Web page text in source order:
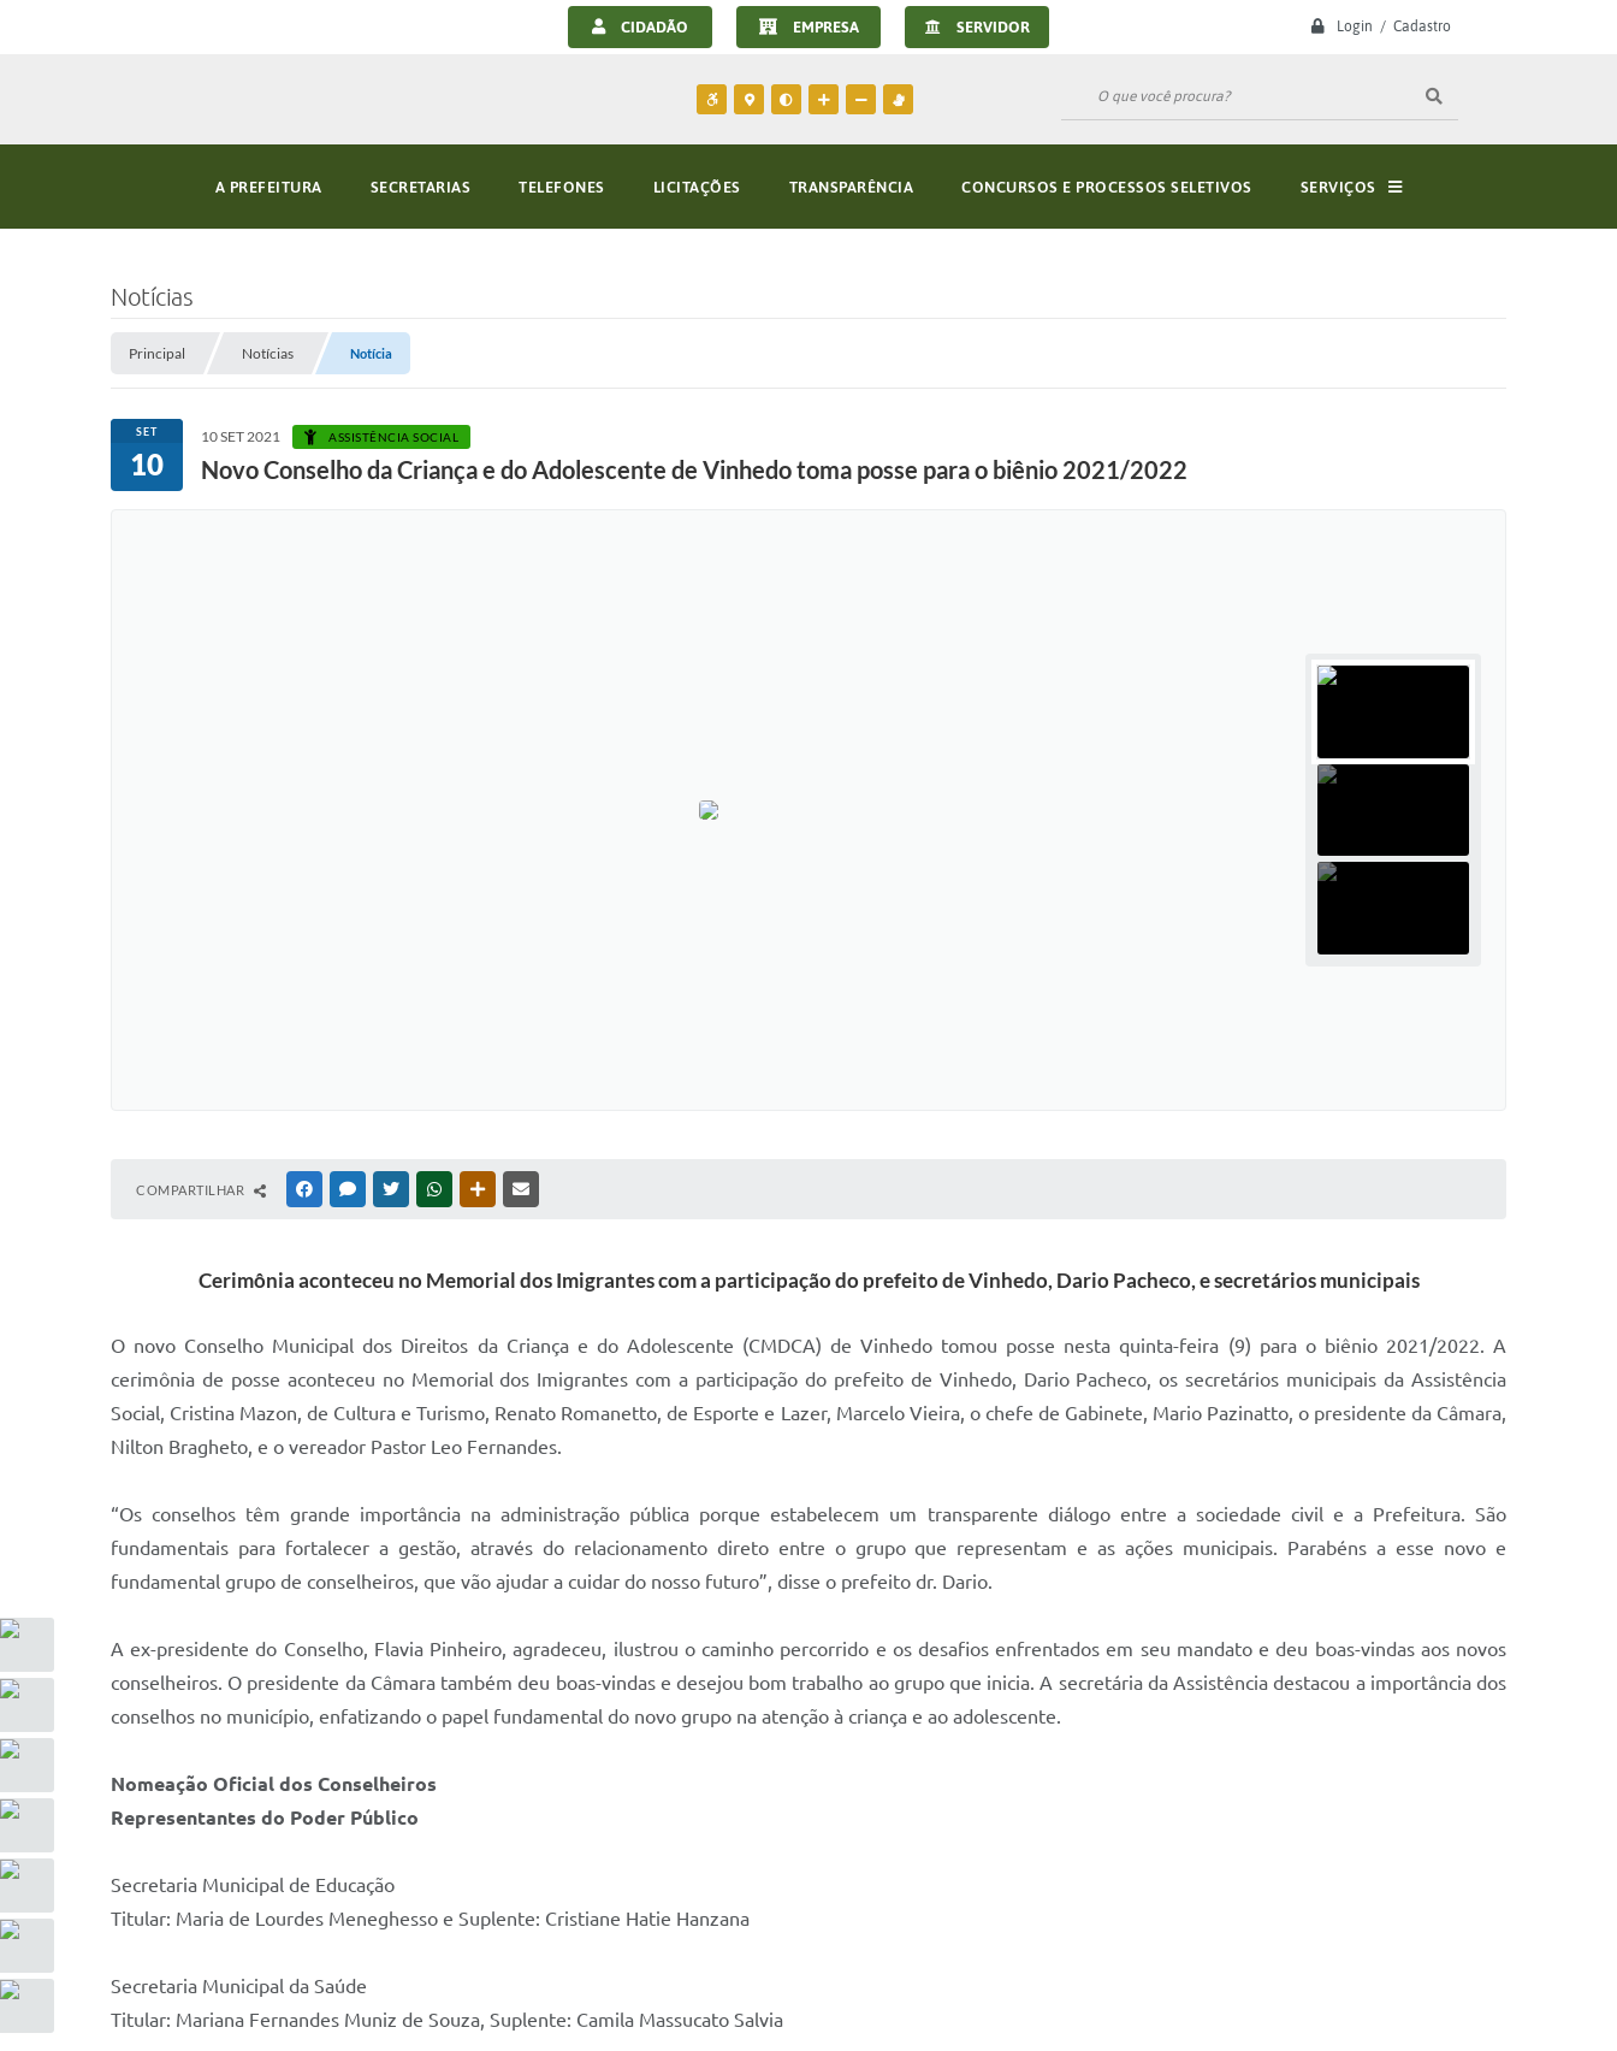
Login / Cadastro
CIDADÃO EMPRESA SERVIDOR
A PREFEITURA SECRETARIAS TELEFONES LICITAÇÕES TRANSPARÊNCIA CONCURSOS E PROCESSOS SELETIVOS SERVIÇOS
Notícias
Principal Notícias Notícia
SET
10
10 SET 2021 ASSISTÊNCIA SOCIAL
Novo Conselho da Criança e do Adolescente de Vinhedo toma posse para o biênio 2021/2022
COMPARTILHAR FACEBOOKMESSENGER
TWITTERWHATSAPPOUTRAS MÍDIAS
Cerimônia aconteceu no Memorial dos Imigrantes com a participação do prefeito de Vinhedo, Dario Pacheco, e secretários municipais
O novo Conselho Municipal dos Direitos da Criança e do Adolescente (CMDCA) de Vinhedo tomou posse nesta quinta-feira (9) para o biênio 2021/2022. A
cerimônia de posse aconteceu no Memorial dos Imigrantes com a participação do prefeito de Vinhedo, Dario Pacheco, os secretários municipais da Assistência
Social, Cristina Mazon, de Cultura e Turismo, Renato Romanetto, de Esporte e Lazer, Marcelo Vieira, o chefe de Gabinete, Mario Pazinatto, o presidente da Câmara,
Nilton Bragheto, e o vereador Pastor Leo Fernandes.
“Os conselhos têm grande importância na administração pública porque estabelecem um transparente diálogo entre a sociedade civil e a Prefeitura. São
fundamentais para fortalecer a gestão, através do relacionamento direto entre o grupo que representam e as ações municipais. Parabéns a esse novo e
fundamental grupo de conselheiros, que vão ajudar a cuidar do nosso futuro”, disse o prefeito dr. Dario.
A ex-presidente do Conselho, Flavia Pinheiro, agradeceu, ilustrou o caminho percorrido e os desafios enfrentados em seu mandato e deu boas-vindas aos novos
conselheiros. O presidente da Câmara também deu boas-vindas e desejou bom trabalho ao grupo que inicia. A secretária da Assistência destacou a importância dos
conselhos no município, enfatizando o papel fundamental do novo grupo na atenção à criança e ao adolescente.
Nomeação Oficial dos Conselheiros
Representantes do Poder Público
Secretaria Municipal de Educação
Titular: Maria de Lourdes Meneghesso e Suplente: Cristiane Hatie Hanzana
Secretaria Municipal da Saúde
Titular: Mariana Fernandes Muniz de Souza, Suplente: Camila Massucato Salvia